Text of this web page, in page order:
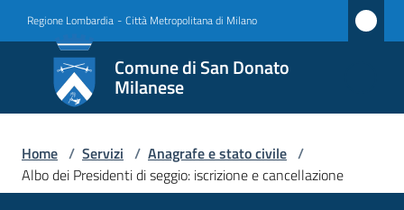
Regione Lombardia - Città Metropolitana di Milano
Comune di San Donato
Milanese
Comune
di San
Donato
Milanese
Home / Servizi / Anagrafe e stato civile /
Albo dei Presidenti di seggio: iscrizione e cancellazione